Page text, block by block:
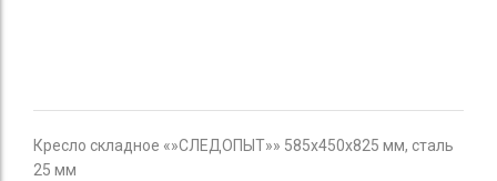
Кресло складное «»СЛЕДОПЫТ»» 585х450х825 мм, сталь
25 мм